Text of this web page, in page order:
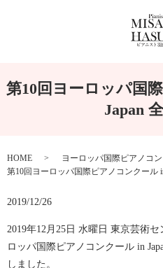
第10回ヨーロッパ国
Japan
HOME
ヨーロッパ国際ピアノコ
第10回ヨーロッパ国際ピアノコンクール
2019/12/26
2019年12月25日 水曜日 東京芸術
ロッパ国際ピアノコンクール in
しました。